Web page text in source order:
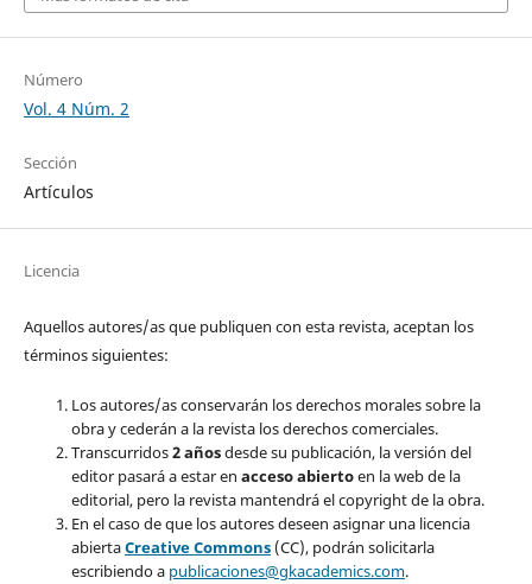
Número
Vol. 4 Núm. 2
Sección
Artículos
Licencia
Aquellos autores/as que publiquen con esta revista, aceptan los
términos siguientes:
Los autores/as conservarán los derechos morales sobre la
obra y cederán a la revista los derechos comerciales.
Transcurridos2 añosdesde su publicación, la versión del
editor pasará a estar en acceso abiertoen la web de la
editorial, pero la revista mantendrá el copyright de la obra.
En el caso de que los autores deseen asignar una licencia
abiertaCreative Commons(CC), podrán solicitarla
escribiendo a publicaciones@gkacademics.com.